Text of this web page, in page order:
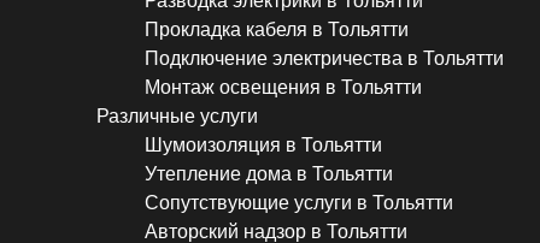
Прокладка кабеля в Тольятти
Подключение электричества в Тольятти
Монтаж освещения в Тольятти
Различные услуги
Шумоизоляция в Тольятти
Утепление дома в Тольятти
Сопутствующие услуги в Тольятти
Авторский надзор в Тольятти